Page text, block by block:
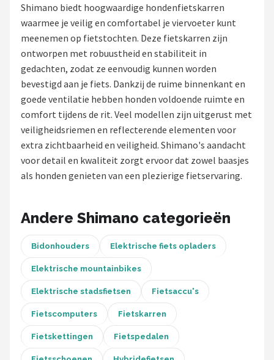
Kinderfietsen
Stadsfietsen
Elektrische fietsen
Mountainbikes
Shop
Volare
ABUS
AXA
New Looxs
BBB Cycling
Shimano biedt hoogwaardige hondenfietskarren
waarmee je veilig en comfortabel je viervoeter kunt
meenemen op fietstochten. Deze fietskarren zijn
ontworpen met robuustheid en stabiliteit in
gedachten, zodat ze eenvoudig kunnen worden
bevestigd aan je fiets. Dankzij de ruime binnenkant en
goede ventilatie hebben honden voldoende ruimte en
comfort tijdens de rit. Veel modellen zijn uitgerust met
veiligheidsriemen en reflecterende elementen voor
extra zichtbaarheid en veiligheid. Shimano's aandacht
voor detail en kwaliteit zorgt ervoor dat zowel baasjes
als honden genieten van een plezierige fietservaring.
Andere Shimano categorieën
Bidonhouders Elektrische fiets opladers
Elektrische mountainbikes
Elektrische stadsfietsen Fietsaccu's
Fietscomputers Fietskarren
Fietskettingen Fietspedalen